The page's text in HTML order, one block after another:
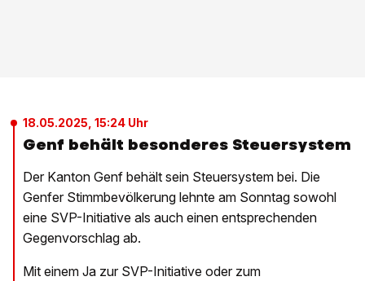
18.05.2025, 15:24 Uhr
Genf behält besonderes Steuersystem
Der Kanton Genf behält sein Steuersystem bei. Die
Genfer Stimmbevölkerung lehnte am Sonntag sowohl
eine SVP-Initiative als auch einen entsprechenden
Gegenvorschlag ab.
Mit einem Ja zur SVP-Initiative oder zum